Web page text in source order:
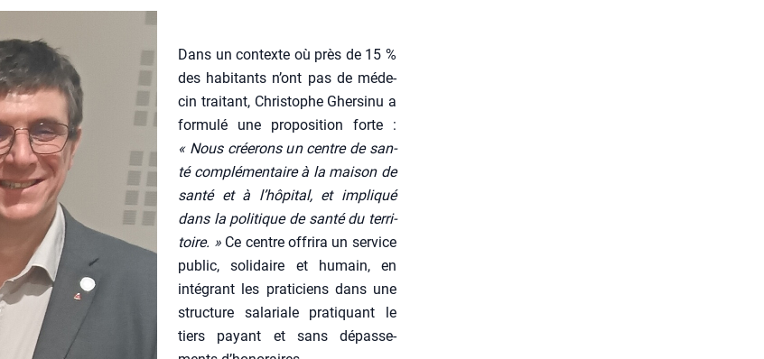
Dans un contexte où près de 15 %
des habi­tants n’ont pas de méde­
cin trai­tant, Chris­tophe Gher­si­nu a
for­mu­lé une pro­po­si­tion forte :
« Nous crée­rons un centre de san­
té com­plé­men­taire à la mai­son de
san­té et à l’hôpital, et impli­qué
dans la poli­tique de san­té du ter­ri­
toire. »Ce centre offri­ra un ser­vice
public, soli­daire et humain, en
inté­grant les pra­ti­ciens dans une
struc­ture sala­riale pra­ti­quant le
tiers payant et sans dépas­se­